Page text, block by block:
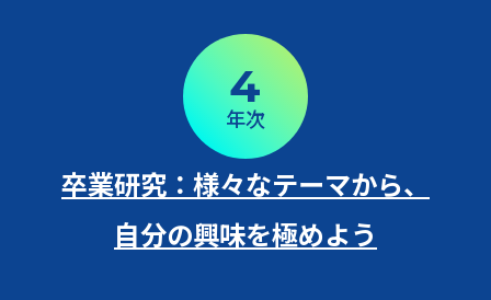
4
年次
卒業研究：様々なテーマから、
自分の興味を極めよう